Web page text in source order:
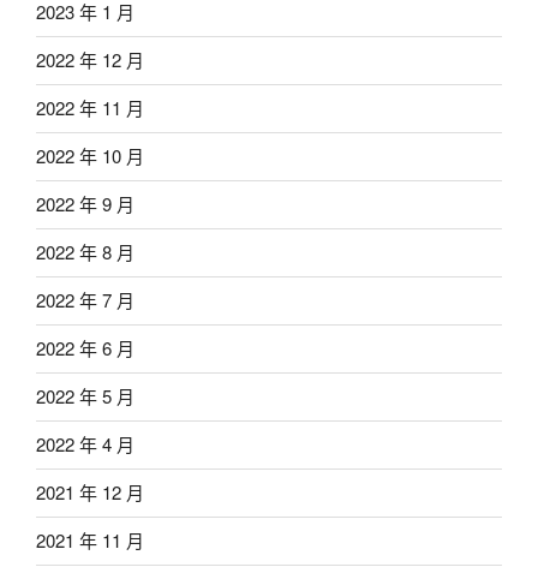
2023 年 1 月
2022 年 12 月
2022 年 11 月
2022 年 10 月
2022 年 9 月
2022 年 8 月
2022 年 7 月
2022 年 6 月
2022 年 5 月
2022 年 4 月
2021 年 12 月
2021 年 11 月